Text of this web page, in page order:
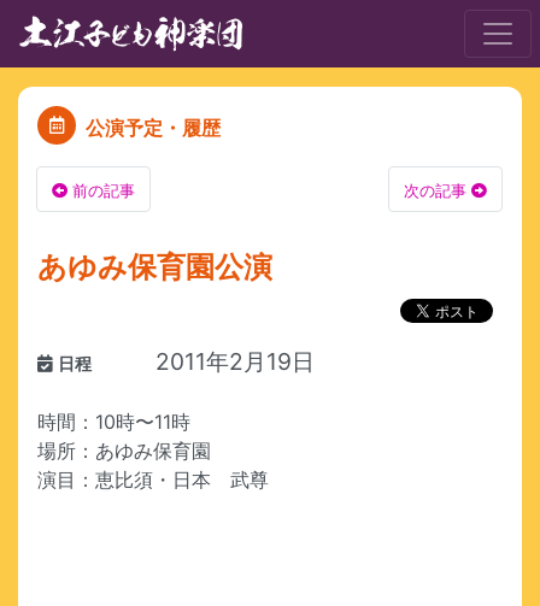
公演予定・履歴
前の記事 次の記事
あゆみ保育園公演
日程 2011年2月19日
時間：10時〜11時
場所：あゆみ保育園
演目：恵比須・日本 武尊